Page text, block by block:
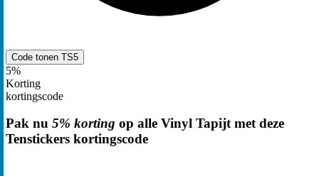
Code tonen TS5
5%
Korting
kortingscode
Pak nu 5% korting op alle Vinyl Tapijt met deze
Tenstickers kortingscode